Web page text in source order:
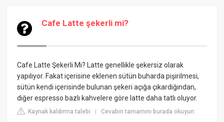
Cafe Latte şekerli mi?
Cafe Latte Şekerli Mi? Latte genellikle şekersiz olarak
yapılıyor. Fakat içerisine eklenen sütün buharda pişirilmesi,
sütün kendi içerisinde bulunan şekeri açığa çıkardığından,
diğer espresso bazlı kahvelere göre latte daha tatlı oluyor.
Kaynak kaldırma talebi |Cevabın tamamını burada okuyun: